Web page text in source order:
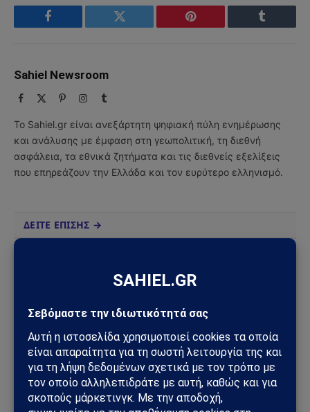
Facebook Twitter Pinterest Tumblr
Sahiel Newsroom
Facebook PinterestInstagram
Tumblr
Το Sahiel.gr είναι ανεξάρτητη ψηφιακή πύλη ενημέρωσης
και ανάλυσης με έμφαση στη γεωπολιτική, τη διεθνή
ασφάλεια, τα εθνικά ζητήματα και τις διεθνείς εξελίξεις
που επηρεάζουν την Ελλάδα και τον ευρύτερο ελληνισμό.
ΔΕΙΤΕ ΕΠΙΣΗΣ →